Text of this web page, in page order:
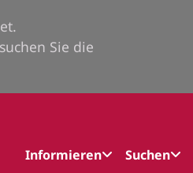
Sie die
Informieren
Suchen